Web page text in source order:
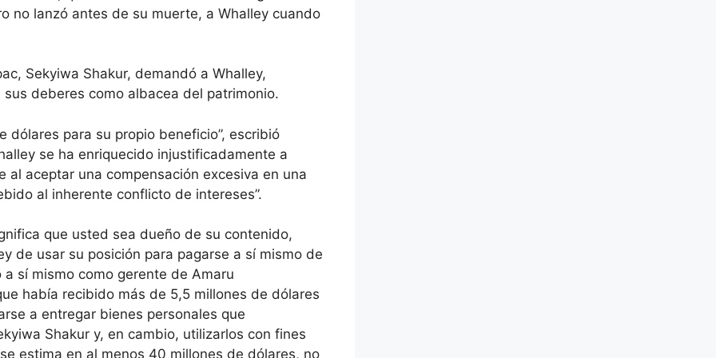
no lanzó antes de su muerte, a Whalley cuando
Sekyiwa Shakur, demandó a Whalley,
deberes como albacea del patrimonio.
dólares para su propio beneficio”, escribió
se ha enriquecido injustificadamente a
aceptar una compensación excesiva en una
al inherente conflicto de intereses”.
que usted sea dueño de su contenido,
de usar su posición para pagarse a sí mismo de
sí mismo como gerente de Amaru
había recibido más de 5,5 millones de dólares
a entregar bienes personales que
Shakur y, en cambio, utilizarlos con fines
estima en al menos 40 millones de dólares, no